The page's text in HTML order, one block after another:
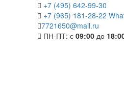
+7 (495) 642-99-30
+7 (965) 181-28-22
7721650@mail.ru
ПН-ПТ: с 09:00 до